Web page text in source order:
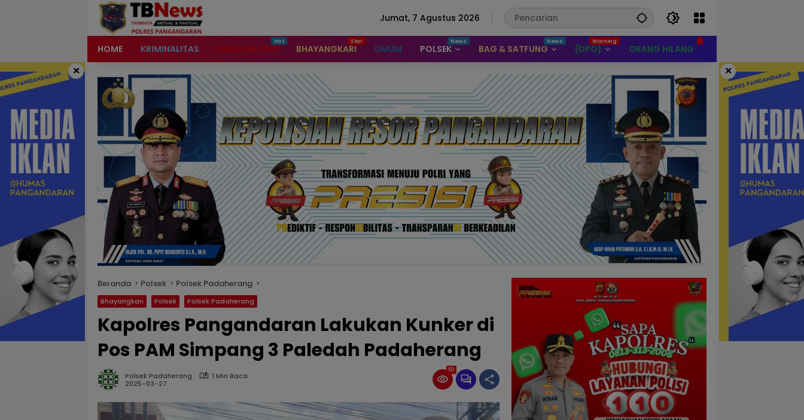
Jumat, 7 Agustus 2026
HOME KRIMINALITAS PRESS RELEASE BHAYANGKARI UMUM POLSEK BAG & SATFUNG (DPO) ORANG HILANG
× ×
Beranda Polsek Polsek Padaherang
Bhayangkari Polsek Polsek Padaherang
Kapolres Pangandaran Lakukan Kunker di
Pos PAM Simpang 3 Paledah Padaherang
Polsek Padaherang
1 Min Baca
2025-03-27
511